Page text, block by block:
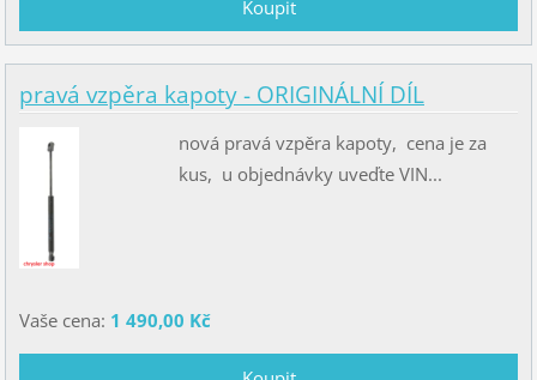
pravá vzpěra kapoty - ORIGINÁLNÍ DÍL
nová pravá vzpěra kapoty, cena je za
kus, u objednávky uveďte VIN...
Vaše cena: 1 490,00 Kč